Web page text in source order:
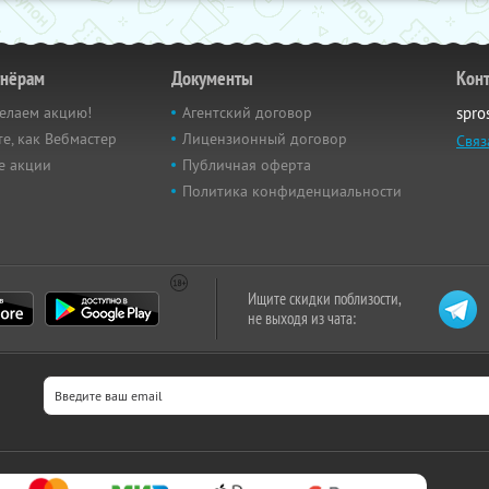
акцию!
как Вебмастер
акции
Документы
Агентский договор
Лицензионный договор
Публичная оферта
Политика конфиденциальности
Ищите скидки поблизости,
не выходя из чата: